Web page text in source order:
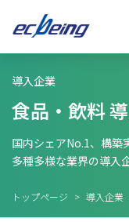
導入企業
食品・飲料
国内シェアNo.1、構築
多種多様な業界の導入
トップページ > 導入企業